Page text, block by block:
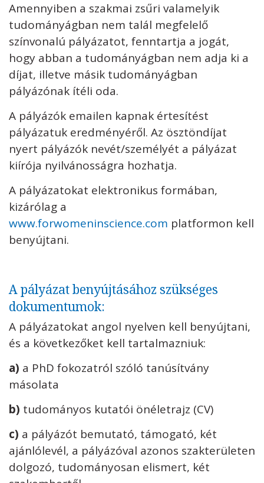
Amennyiben a szakmai zsűri valamelyik
tudományágban nem talál megfelelő
színvonalú pályázatot, fenntartja a jogát,
hogy abban a tudományágban nem adja ki a
díjat, illetve másik tudományágban
pályázónak ítéli oda.
A pályázók emailen kapnak értesítést
pályázatuk eredményéről. Az ösztöndíjat
nyert pályázók nevét/személyét a pályázat
kiírója nyilvánosságra hozhatja.
A pályázatokat elektronikus formában,
kizárólag a
www.forwomeninscience.com platformon kell
benyújtani.
A pályázat benyújtásához szükséges
dokumentumok:
A pályázatokat angol nyelven kell benyújtani,
és a következőket kell tartalmazniuk:
a) a PhD fokozatról szóló tanúsítvány
másolata
b) tudományos kutatói önéletrajz (CV)
c) a pályázót bemutató, támogató, két
ajánlólevél, a pályázóval azonos szakterületen
dolgozó, tudományosan elismert, két